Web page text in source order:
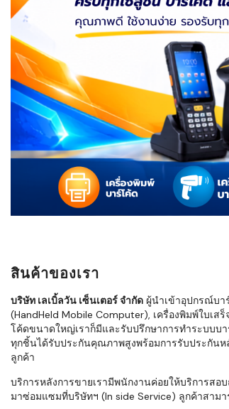
สินค้าของเรา
บริษัท เลเบิ้ลวัน เซ็นเตอร์ จำกัด ผู้นำเข้าอุปกรณ์บา
(HandHeld Mobile Computer), เครื่องพิมพ์ใบเ
โค้ดขนาดใหญ่เราก็มีและรับปรึกษาการทำระบบบา
ทุกชิ้นได้รับประกันคุณภาพสูงพร้อมการรับประกันห
ลูกค้า
บริการหลังการขายเรามีพนักงานค่อยให้บริการส
มาซ่อมแซมที่บริษัทฯ (In side Service) ลูกค้าสาม